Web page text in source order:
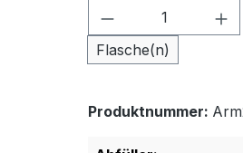
Produkt
Flasche(n)
Produktnummer: